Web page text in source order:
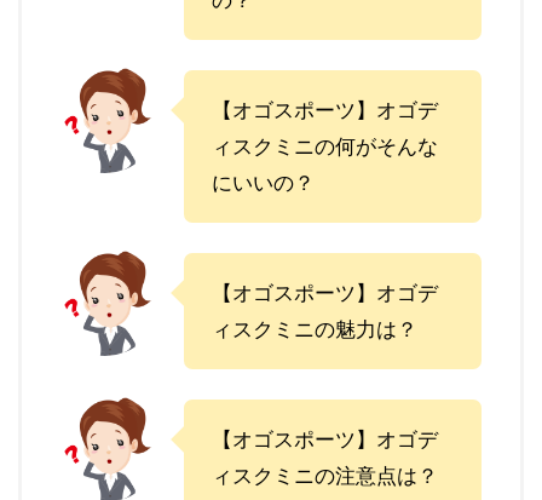
【オゴスポーツ】オゴデ
ィスクミニの何がそんな
にいいの？
【オゴスポーツ】オゴデ
ィスクミニの魅力は？
【オゴスポーツ】オゴデ
ィスクミニの注意点は？